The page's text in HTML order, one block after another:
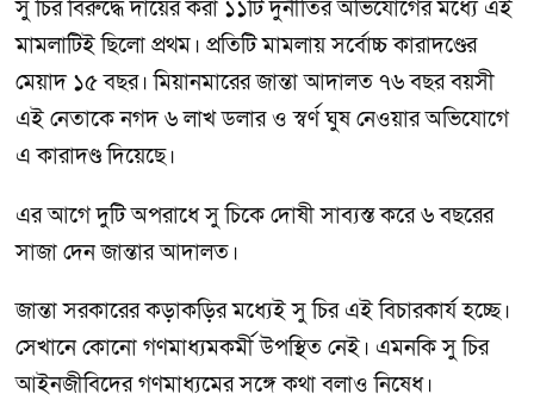
সু চির বিরুদ্ধে দায়ের করা ১১টি দুর্নীতির অভিযোগের মধ্যে এই
মামলাটিই ছিলো প্রথম। প্রতিটি মামলায় সর্বোচ্চ কারাদণ্ডের
মেয়াদ ১৫ বছর। মিয়ানমারের জান্তা আদালত ৭৬ বছর বয়সী
এই নেতাকে নগদ ৬ লাখ ডলার ও স্বর্ণ ঘুষ নেওয়ার অভিযোগে
এ কারাদণ্ড দিয়েছে।
এর আগে দুটি অপরাধে সু চিকে দোষী সাব্যস্ত করে ৬ বছরের
সাজা দেন জান্তার আদালত।
জান্তা সরকারের কড়াকড়ির মধ্যেই সু চির এই বিচারকার্য হচ্ছে।
সেখানে কোনো গণমাধ্যমকর্মী উপস্থিত নেই। এমনকি সু চির
আইনজীবিদের গণমাধ্যমের সঙ্গে কথা বলাও নিষেধ।